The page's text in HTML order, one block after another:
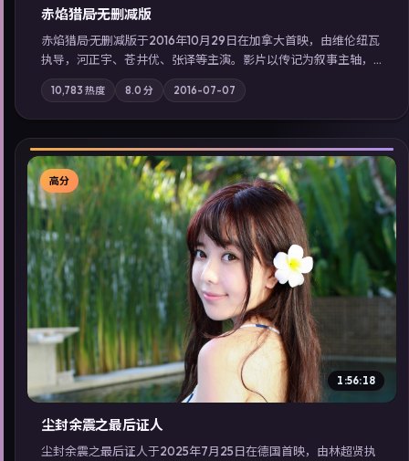
赤焰猎局·无删减版
赤焰猎局·无删减版于2016年10月29日在加拿大首映，由维伦纽瓦
执导，河正宇、苍井优、张译等主演。影片以传记为叙事主轴，
亲情与职责必须在倒计时结束前做出抉择；摄影与配乐强化地域
气质；站内亦可通过「国产免费观看高清电视剧在线看」延展检
索同类型高分佳作，畅享高清在线追剧体验。
10,783 热度 8.0 分 2016-07-07
▶
高分
1:56:18
尘封余震之最后证人
尘封余震之最后证人于2025年7月25日在德国首映，由林超贤执